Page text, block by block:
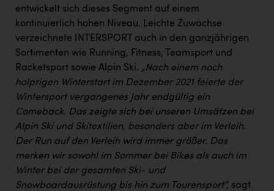
Schwingshandl - automation technology gmbh
Smurfit Westrock Nettingsdorf
TCL
TGW Logistics
TRAILOMAT & Cycling Austria
VERITAS
entwickelt sich dieses Segment auf einem
kontinuierlich hohen Niveau. Leichte Zuwächse
verzeichnete INTERSPORT auch in den ganzjährigen
Sortimenten wie Running, Fitness, Teamsport und
Racketsport sowie Alpin Ski. „Nach einem noch
holprigen Winterstart im Dezember 2021 feierte der
Wintersport vergangenes Jahr endgültig ein
Comeback. Das zeigte sich bei unseren Umsätzen bei
Alpin Ski und Skitextilien, besonders aber im Verleih.
Der Run auf den Verleih wird immer größer. Das
merken wir sowohl im Sommer bei Bikes als auch im
Winter bei der gesamten Ski- und
Snowboardausrüstung bis hin zum Tourensport“, sagt